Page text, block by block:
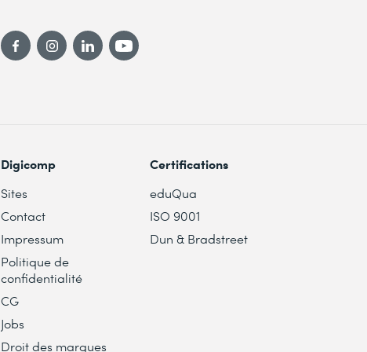
Digicomp
Sites
Contact
Impressum
Politique de
confidentialité
CG
Jobs
Droit des marques
Certifications
eduQua
ISO 9001
Dun & Bradstreet